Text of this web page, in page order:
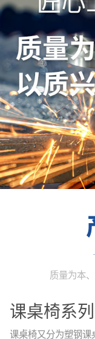
质量为本
课桌椅系列
课桌椅又分为塑钢